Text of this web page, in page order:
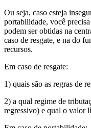
Ou seja, caso esteja
portabilidade, você
podem ser obtidas na
caso de resgate, e na do
recursos.
Em caso de resgate:
1) quais são as regras de
2) a qual regime de
regressivo) e qual o valor